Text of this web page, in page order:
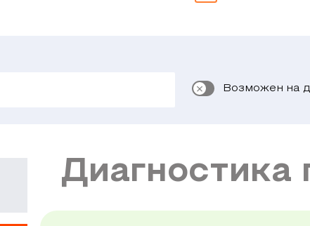
Возможен на
Диагностика